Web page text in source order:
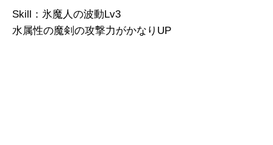
Skill：氷魔人の波動Lv3
水属性の魔剣の攻撃力がかなりUP